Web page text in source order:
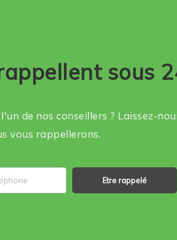
sous
de nos conseillers ? Laissez-
vous rappellerons.
Etre rappelé